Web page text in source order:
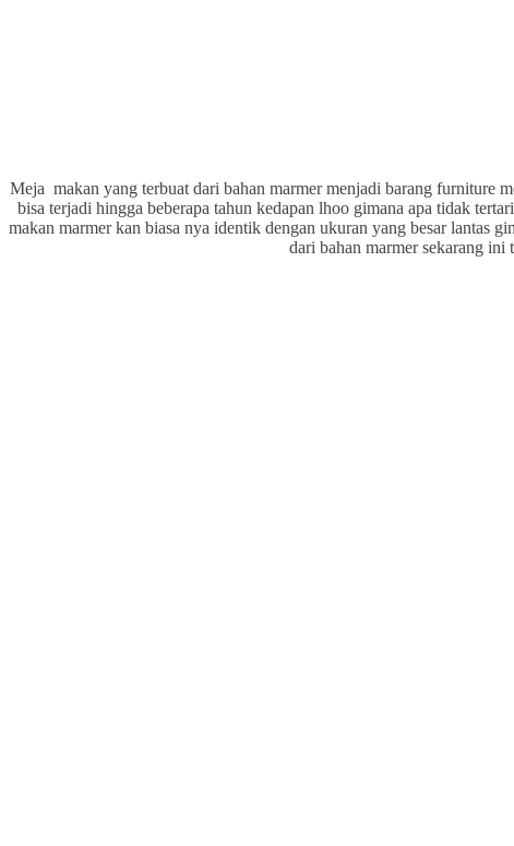
Meja makan yang terbuat dari bahan marmer menjadi barang furniture
bisa terjadi hingga beberapa tahun kedapan lhoo gimana apa tidak
makan marmer kan biasa nya identik dengan ukuran yang besar lantas
dari bahan marmer sekarang